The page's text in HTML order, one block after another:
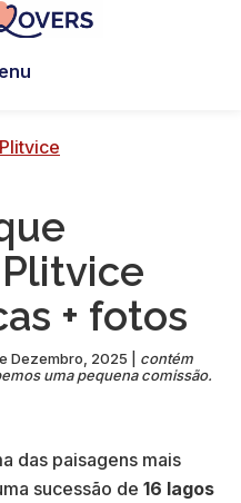
+ fotos
Dezembro, 2025
contém
uma pequena comissão.
das paisagens mais
sucessão de 16 lagos